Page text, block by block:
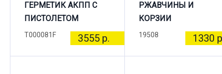
ГЕРМЕТИК АКПП С
ПИСТОЛЕТОМ
T000081F 3555 р.
РЖАВЧИНЫ И
КОРЗИИ
19508 1330